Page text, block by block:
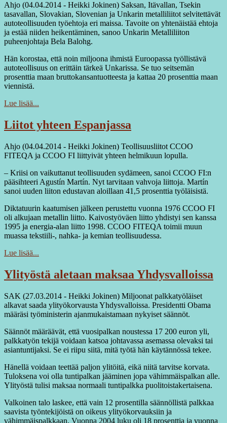
Ahjo (04.04.2014 - Heikki Jokinen) Saksan, Itävallan, Tsekin
tasavallan, Slovakian, Slovenian ja Unkarin metalliliitot selvitettävät
autoteollisuuden työehtoja eri maissa. Tavoite on yhtenäistää ehtoja
ja estää niiden heikentäminen, sanoo Unkarin Metalliliiton
puheenjohtaja Bela Balohg.
Hän korostaa, että noin miljoona ihmistä Euroopassa työllistävä
autoteollisuus on erittäin tärkeä Unkarissa. Se tuo seitsemän
prosenttia maan bruttokansantuotteesta ja kattaa 20 prosenttia maan
viennistä.
Lue lisää...
Liitot yhteen Espanjassa
Ahjo (04.04.2014 - Heikki Jokinen) Teollisuusliitot CCOO
FITEQA ja CCOO FI liittyivät yhteen helmikuun lopulla.
– Kriisi on vaikuttanut teollisuuden sydämeen, sanoi CCOO FI:n
pääsihteeri Agustín Martín. Nyt tarvitaan vahvoja liittoja. Martín
sanoi uuden liiton edustavan aloillaan 41,5 prosenttia työläisistä.
Diktatuurin kaatumisen jälkeen perustettu vuonna 1976 CCOO FI
oli alkujaan metallin liitto. Kaivostyöväen liitto yhdistyi sen kanssa
1995 ja energia-alan liitto 1998. CCOO FITEQA toimii muun
muassa tekstiili-, nahka- ja kemian teollisuudessa.
Lue lisää...
Ylityöstä aletaan maksaa Yhdysvalloissa
SAK (27.03.2014 - Heikki Jokinen) Miljoonat palkkatyöläiset
alkavat saada ylityökorvausta Yhdysvalloissa. Presidentti Obama
määräsi työministerin ajanmukaistamaan nykyiset säännöt.
Säännöt määräävät, että vuosipalkan noustessa 17 200 euron yli,
palkkatyön tekijä voidaan katsoa johtavassa asemassa olevaksi tai
asiantuntijaksi. Se ei riipu siitä, mitä työtä hän käytännössä tekee.
Hänellä voidaan teettää paljon ylitöitä, eikä niitä tarvitse korvata.
Tuloksena voi olla tuntipalkan jääminen jopa vähimmäispalkan alle.
Ylityöstä tulisi maksaa normaali tuntipalkka puolitoistakertaisena.
Valkoinen talo laskee, että vain 12 prosentilla säännöllistä palkkaa
saavista työntekijöistä on oikeus ylityökorvauksiin ja
vähimmäispalkkaan. Vuonna 2004 luku oli 18 prosenttia ja vuonna